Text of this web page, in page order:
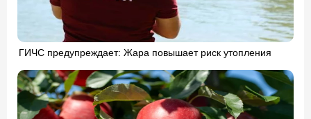
ГИЧС предупреждает: Жара повышает риск утопления